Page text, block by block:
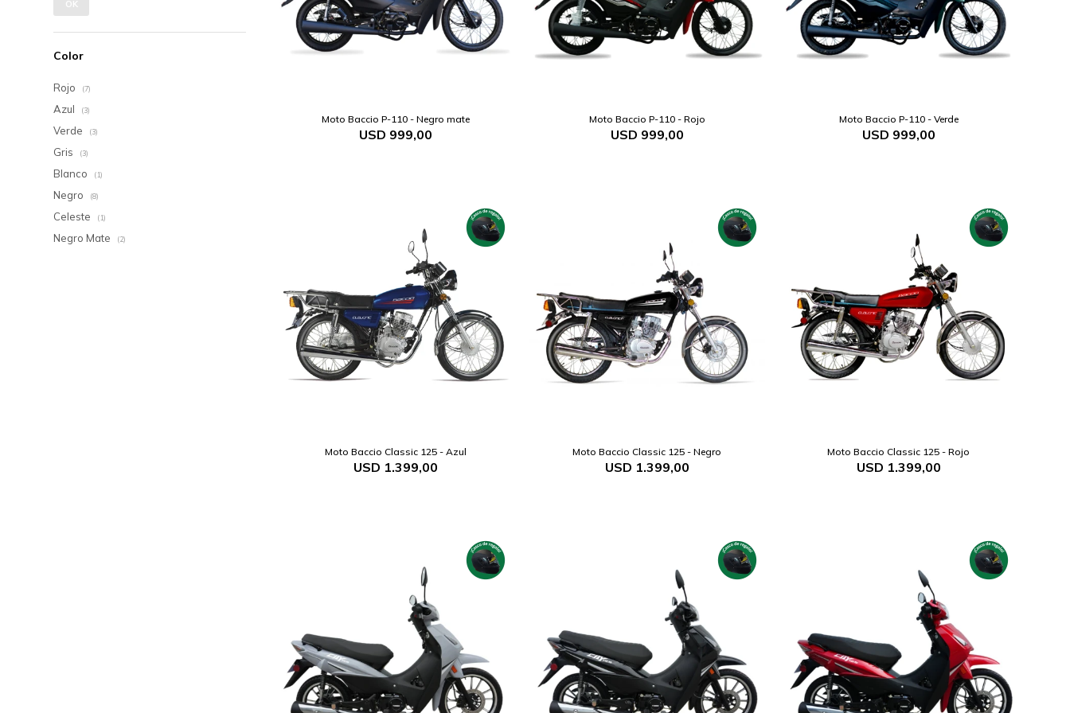
Moto Baccio P-110 - Negro mate
USD 999,00
Moto Baccio P-110 - Rojo
USD 999,00
Moto Baccio P-110 - Verde
USD 999,00
Moto Baccio Classic 125 - Azul
USD 1.399,00
Moto Baccio Classic 125 - Negro
USD 1.399,00
Moto Baccio Classic 125 - Rojo
USD 1.399,00
OK
Color
Rojo (7)
Azul (3)
Verde (3)
Gris (3)
Blanco (1)
Negro (8)
Celeste (1)
Negro Mate (2)